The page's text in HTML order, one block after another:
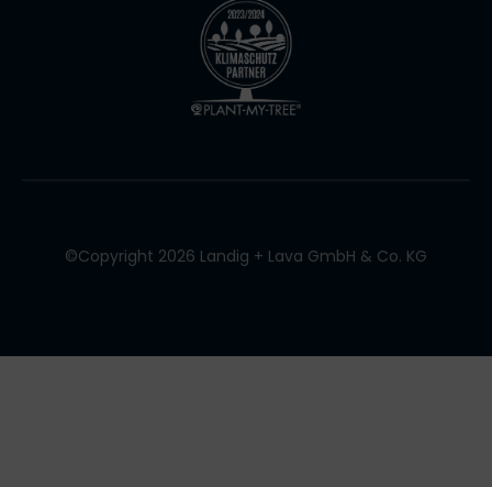
©Copyright 2026 Landig + Lava GmbH & Co. KG